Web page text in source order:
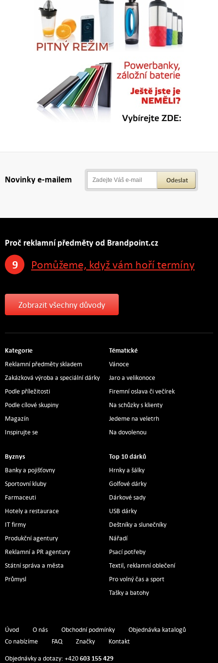
Novinky e-mailem
Proč reklamní předměty od Brandpoint.cz
9 Pomůžeme, když vám hoří termíny
Zobrazit všechny důvody
Kategorie
Reklamní předměty skladem
Zakázková výroba a speciální dárky
Podle příležitosti
Podle cílové skupiny
Magazín
Inspirujte se
Tématické
Vánoce
Jaro a velikonoce
Firemní oslava či večírek
Na schůzky s klienty
Jedeme na veletrh
Na dovolenou
Byznys
Banky a pojišťovny
Sportovní kluby
Farmaceuti
Hotely a restaurace
IT firmy
Produkční agentury
Reklamní a PR agentury
Státní správa a města
Průmysl
Top 10 dárků
Hrnky a šálky
Golfové dárky
Dárkové sady
USB dárky
Deštníky a slunečníky
Nářadí
Psací potřeby
Textil, reklamní oblečení
Pro volný čas a sport
Tašky a batohy
Úvod O nás Obchodní podmínky
Objednávka katalogů
Co nabízíme
FAQ Značky Kontakt
Objednávky a dotazy: +420603 155 429